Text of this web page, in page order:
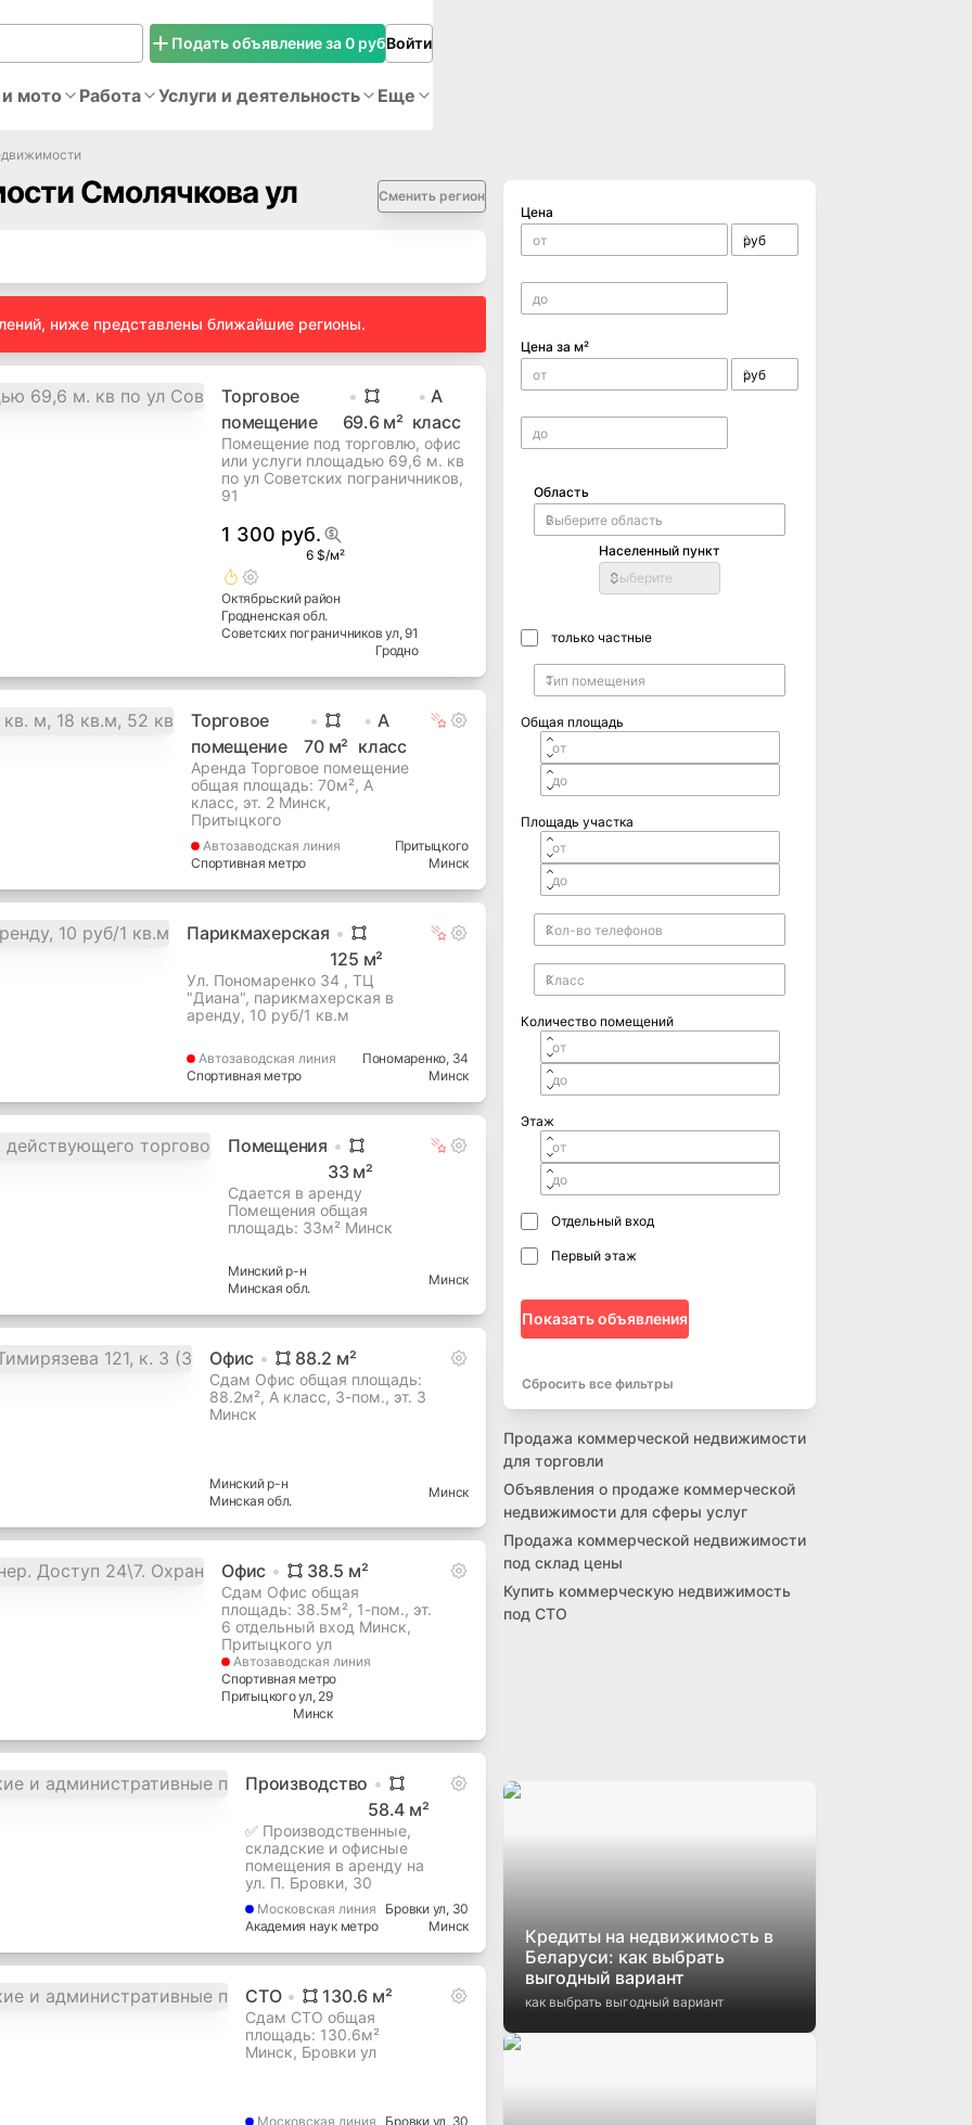
Подать объявление за 0 рубВойти
мото Работа Услуги и деятельность Еще
Смолячкова ул Сменить регион
ниже представлены ближайшие регионы.
Торговое
помещение
69.6м²
A
класс
Помещение под торговлю, офис
или услуги площадью 69,6 м. кв
по ул Советских пограничников,
91
1 300 руб.
6 $/м²
Октябрьскийрайон
Гродненская обл.
Советских пограничников ул, 91
Гродно
Торговое
помещение
70м²
A
класс
Аренда Торговое помещение
общая площадь: 70м², A
класс, эт. 2 Минск,
Притыцкого
Автозаводская линия
Спортивная метро
Притыцкого
Минск
Парикмахерская
125 м²
Ул. Пономаренко 34 , ТЦ
"Диана", парикмахерская в
аренду, 10 руб/1 кв.м
Автозаводская линия
Спортивная метро
Пономаренко, 34
Минск
Помещения
33м²
Сдается в аренду
Помещения общая
площадь: 33м² Минск
Минскийр-н
Минская обл.
Минск
Офис 88.2 м²
Сдам Офис общая площадь:
88.2м², A класс, 3-пом., эт. 3
Минск
Минскийр-н
Минская обл.
Минск
Офис 38.5 м²
Сдам Офис общая
площадь: 38.5м², 1-пом., эт.
6 отдельный вход Минск,
Притыцкого ул
Автозаводская линия
Спортивная метро
Притыцкого ул, 29
Минск
Производство
58.4 м²
✅ Производственные,
складские и офисные
помещения в аренду на
ул. П. Бровки, 30
Московская линия
Академия наук метро
Бровки ул, 30
Минск
СТО 130.6 м²
Сдам СТО общая
площадь: 130.6м²
Минск, Бровки ул
Московская линия
Бровки ул, 30
Цена
Цена за м²
Область
Населенный пункт
Выберите
только частные
Общая площадь
Площадь участка
Количество помещений
Этаж
Отдельный вход
Первый этаж
Показать объявления
Сбросить все фильтры
Продажа коммерческой недвижимости
для торговли
Объявления о продаже коммерческой
недвижимости для сферы услуг
Продажа коммерческой недвижимости
под склад цены
Купить коммерческую недвижимость
под СТО
Кредиты на недвижимость в
Беларуси: как выбрать
выгодный вариант
как выбрать выгодный вариант